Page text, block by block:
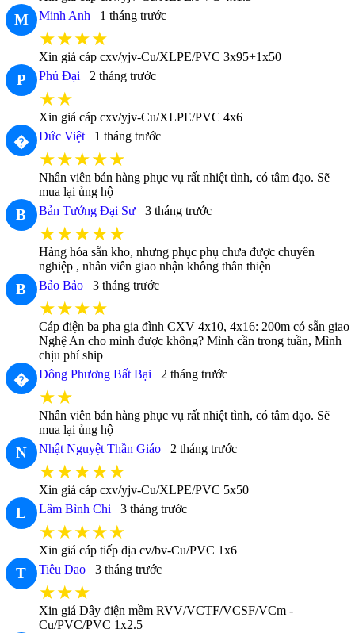
M Minh Anh 1 tháng trước
★★★★
Xin giá cáp cxv/yjv-Cu/XLPE/PVC 3x95+1x50
P Phú Đại 2 tháng trước
★★
Xin giá cáp cxv/yjv-Cu/XLPE/PVC 4x6
� Đức Việt 1 tháng trước
★★★★★
Nhân viên bán hàng phục vụ rất nhiệt tình, có tâm đạo. Sẽ
mua lại ủng hộ
B Bản Tướng Đại Sư 3 tháng trước
★★★★★
Hàng hóa sẵn kho, nhưng phục phụ chưa được chuyên
nghiệp , nhân viên giao nhận không thân thiện
B Bảo Bảo 3 tháng trước
★★★★
Cáp điện ba pha gia đình CXV 4x10, 4x16: 200m có sẵn giao
Nghệ An cho mình được không? Mình cần trong tuần, Mình
chịu phí ship
� Đông Phương Bất Bại 2 tháng trước
★★
Nhân viên bán hàng phục vụ rất nhiệt tình, có tâm đạo. Sẽ
mua lại ủng hộ
N Nhật Nguyệt Thần Giáo 2 tháng trước
★★★★★
Xin giá cáp cxv/yjv-Cu/XLPE/PVC 5x50
L Lâm Bình Chi 3 tháng trước
★★★★★
Xin giá cáp tiếp địa cv/bv-Cu/PVC 1x6
T Tiêu Dao 3 tháng trước
★★★
Xin giá Dây điện mềm RVV/VCTF/VCSF/VCm -
Cu/PVC/PVC 1x2.5